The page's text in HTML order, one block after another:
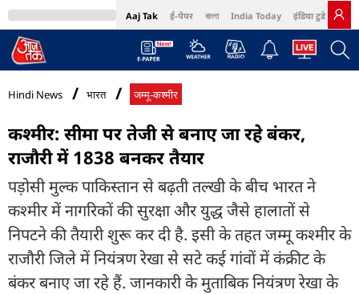
Aaj Tak ई-पेपर বাংলা India Today इंडिया टुडे हिंदी
MumbaiTak Cosmopolitan Harper's Bazaar Northeast
Hindi News भारत जम्मू-कश्मीर
कश्मीर: सीमा पर तेजी से बनाए जा रहे बंकर,
राजौरी में 1838 बनकर तैयार
पड़ोसी मुल्क पाकिस्तान से बढ़ती तल्खी के बीच भारत ने
कश्मीर में नागरिकों की सुरक्षा और युद्ध जैसे हालातों से
निपटने की तैयारी शुरू कर दी है. इसी के तहत जम्मू कश्मीर के
राजौरी जिले में नियंत्रण रेखा से सटे कई गांवों में कंक्रीट के
बंकर बनाए जा रहे हैं. जानकारी के मुताबिक नियंत्रण रेखा के